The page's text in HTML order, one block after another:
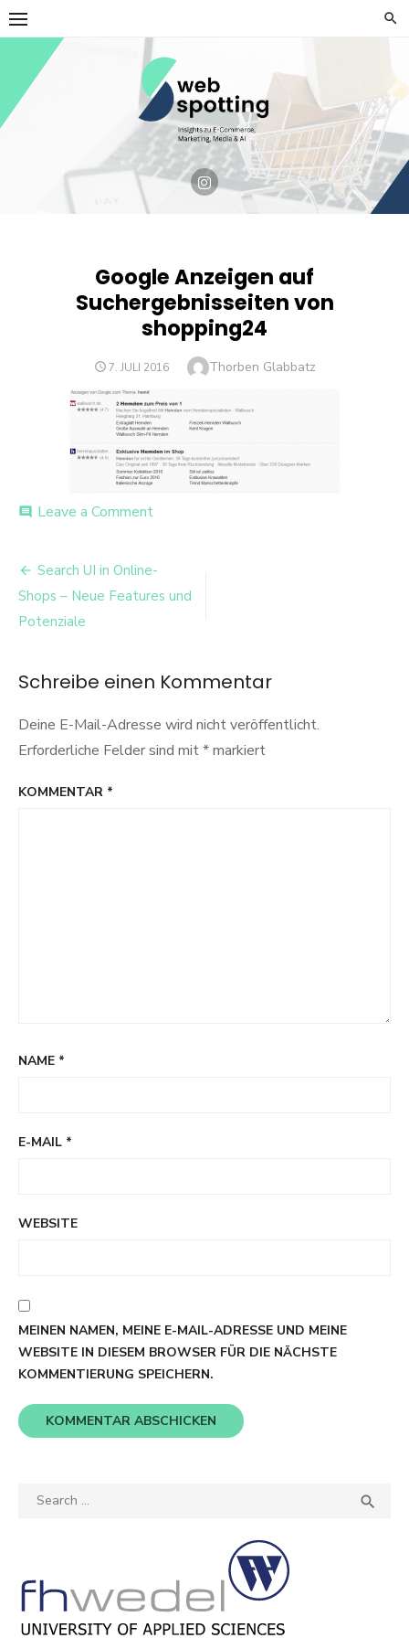
Skip
to
content
Google Anzeigen auf
Suchergebnisseiten von
shopping24
POSTED
7. JULI 2016 Author
Thorben Glabbatz
comment Leave a Commenton
auf
von
Beitrags-
Navigation
Search UI in Online-
Shops – Neue Features und
Potenziale
Schreibe einen Kommentar
Deine E-Mail-Adresse wird nicht veröffentlicht.
Erforderliche Felder sind mit*markiert
KOMMENTAR *
NAME *
E-MAIL *
WEBSITE
MEINEN NAMEN, MEINE E-MAIL-ADRESSE UND MEINE
WEBSITE IN DIESEM BROWSER FÜR DIE NÄCHSTE
KOMMENTIERUNG SPEICHERN.
Search
